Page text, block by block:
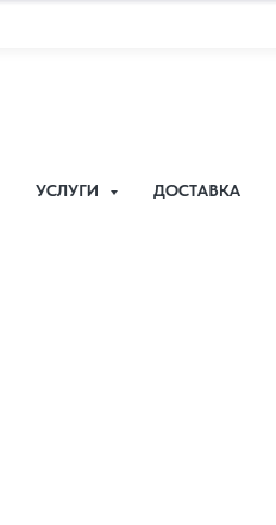
УСЛУГИ ДОСТАВКА